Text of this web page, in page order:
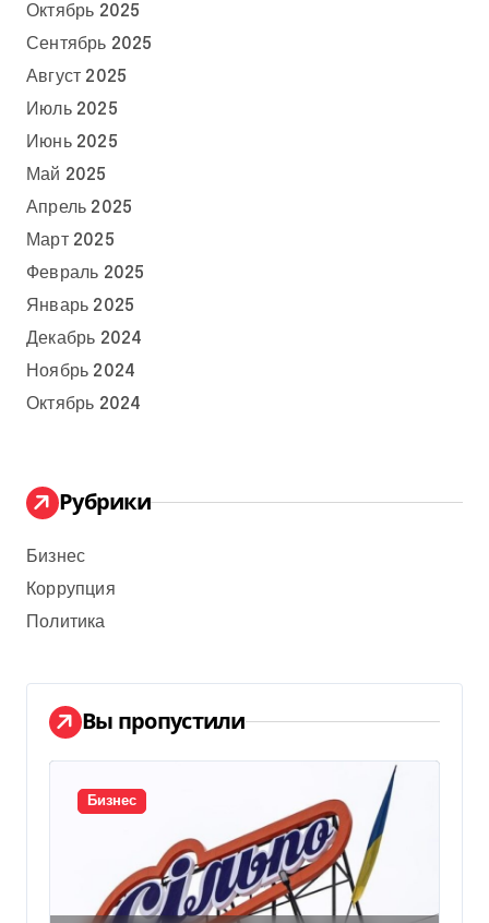
Октябрь 2025
Сентябрь 2025
Август 2025
Июль 2025
Июнь 2025
Май 2025
Апрель 2025
Март 2025
Февраль 2025
Январь 2025
Декабрь 2024
Ноябрь 2024
Октябрь 2024
Рубрики
Бизнес
Коррупция
Политика
Вы пропустили
Бизнес